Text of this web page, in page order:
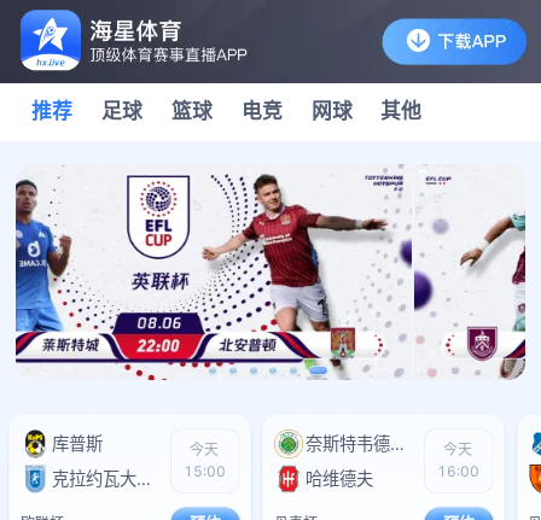
推荐 足球 篮球 电竞 网球 其他
库普斯
0
克拉约瓦大学
0
今天
15:00
奈斯特韦德BK
0
哈维德夫
0
今天
16:00